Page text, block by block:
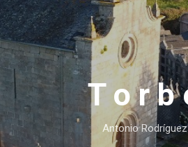
Ir al contenido
T o r b
Antonio